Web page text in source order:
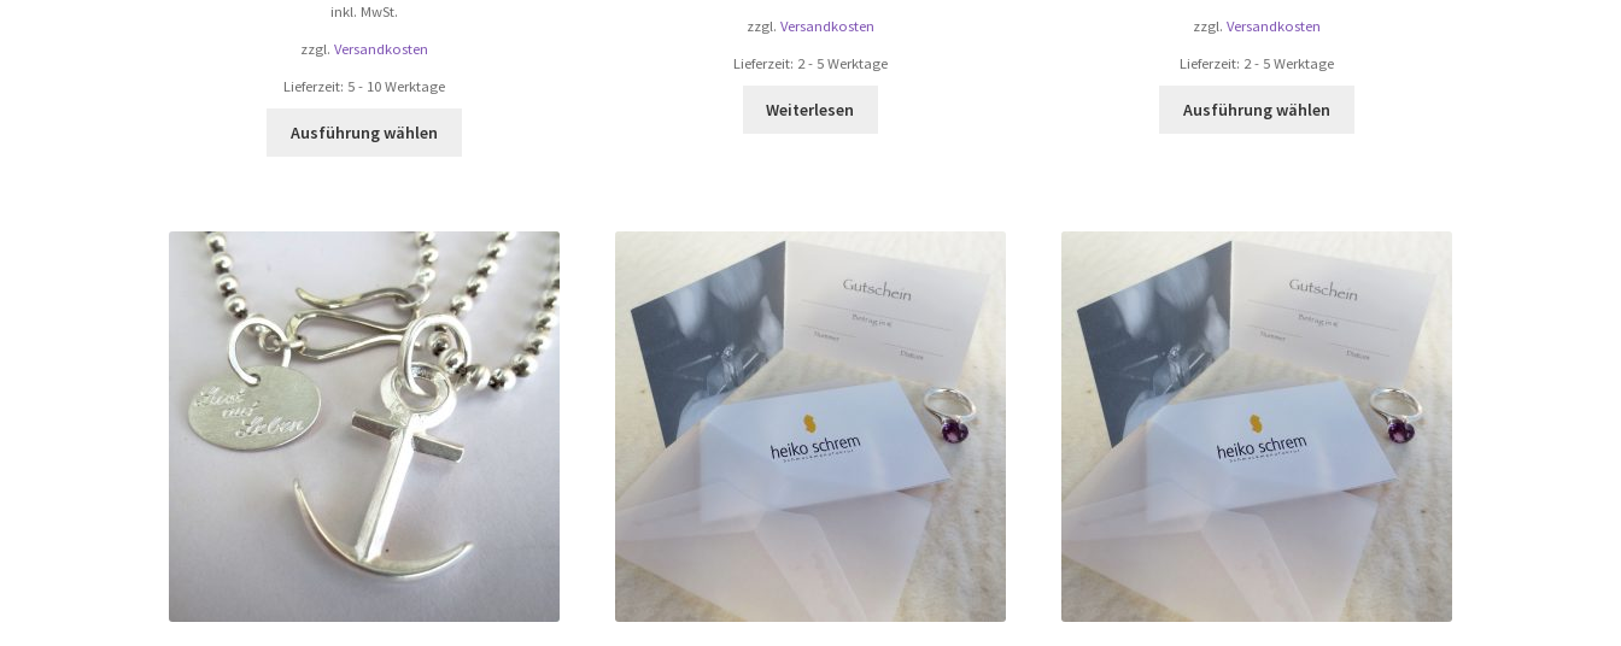
inkl. MwSt.
zzgl. Versandkosten
Lieferzeit: 5 - 10 Werktage
Ausführung wählen
Varianten
auf.
Die
Optionen
können
auf
der
gewählt
werden
zzgl. Versandkosten
Lieferzeit: 2 - 5 Werktage
Weiterlesen
zzgl.Versandkosten
Lieferzeit: 2 - 5 Werktage
Ausführung wählen
auf.
der
Produktseite
gewählt
werden